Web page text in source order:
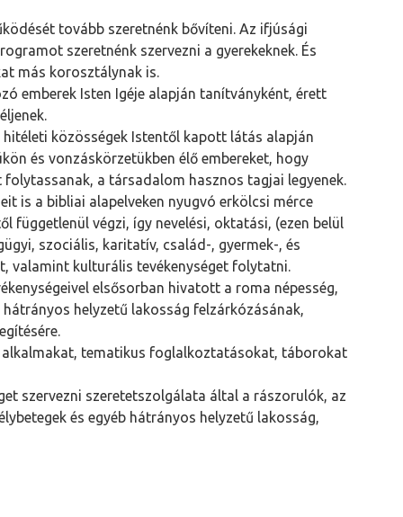
tovább szeretnénk bővíteni. Az ifjúsági
szeretnénk szervezni a gyerekeknek. És
más korosztálynak is.
emberek Isten Igéje alapján tanítványként, érett
hitéleti közösségek Istentől kapott látás alapján
és vonzáskörzetükben élő embereket, hogy
folytassanak, a társadalom hasznos tagjai legyenek.
is a bibliai alapelveken nyugvó erkölcsi mérce
függetlenül végzi, így nevelési, oktatási, (ezen belül
szociális, karitatív, család-, gyermek-, és
valamint kulturális tevékenységet folytatni.
elsősorban hivatott a roma népesség,
helyzetű lakosság felzárkózásának,
alkalmakat, tematikus foglalkoztatásokat, táborokat
szervezni szeretetszolgálata által a rászorulók, az
és egyéb hátrányos helyzetű lakosság,